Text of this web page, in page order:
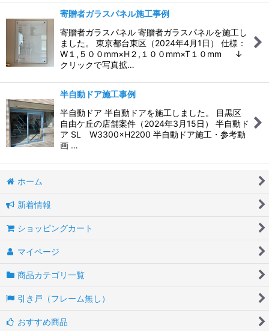
寄贈者ガラスパネル施工事例
寄贈者ガラスパネル 寄贈者ガラスパネルを施工し
ました。 東京都台東区（2024年4月1日） 仕様：
W１,５００mm×H２,１００mm×T１０mm ↓
クリックで写真拡…
半自動ドア施工事例
半自動ドア 半自動ドアを施工しました。 目黒区
自由ケ丘の店舗案件（2024年3月15日） 半自動ド
ア SL W3300×H2200 半自動ドア施工・参考動
画 …
ホーム
新着情報
ショッピングカート
マイページ
商品カテゴリ一覧
引き戸（フレーム無し）
おすすめ商品